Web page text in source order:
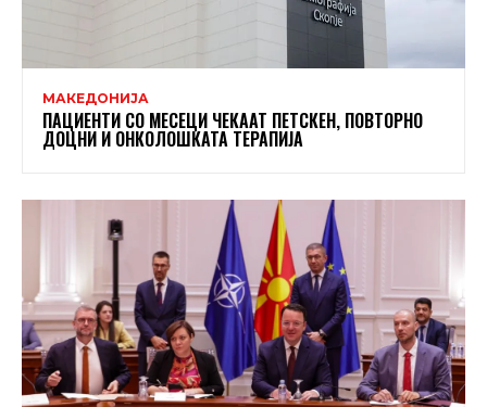
МАКЕДОНИЈА
ПАЦИЕНТИ СО МЕСЕЦИ ЧЕКААТ ПЕТСКЕН, ПОВТОРНО
ДОЦНИ И ОНКОЛОШКАТА ТЕРАПИЈА